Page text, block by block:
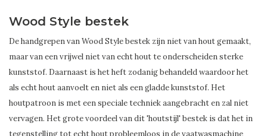
Wood Style bestek
De handgrepen van Wood Style bestek zijn niet van hout gemaakt,
maar van een vrijwel niet van echt hout te onderscheiden sterke
kunststof. Daarnaast is het heft zodanig behandeld waardoor het
als echt hout aanvoelt en niet als een gladde kunststof. Het
houtpatroon is met een speciale techniek aangebracht en zal niet
vervagen. Het grote voordeel van dit 'houtstijl' bestek is dat het in
tegenstelling tot echt hout probleemloos in de vaatwasmachine